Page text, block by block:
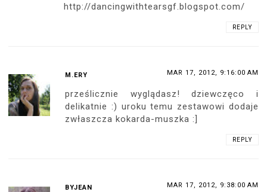
http://dancingwithtearsgf.blogspot.com/
REPLY
M.ERY MAR 17, 2012, 9:16:00 AM
prześlicznie wyglądasz! dziewczęco i
delikatnie :) uroku temu zestawowi dodaje
zwłaszcza kokarda-muszka :]
REPLY
BYJEAN MAR 17, 2012, 9:38:00 AM